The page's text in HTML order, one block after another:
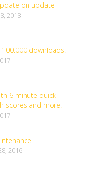
on update
2018
100.000 downloads!
6 minute quick
scores and more!
2016